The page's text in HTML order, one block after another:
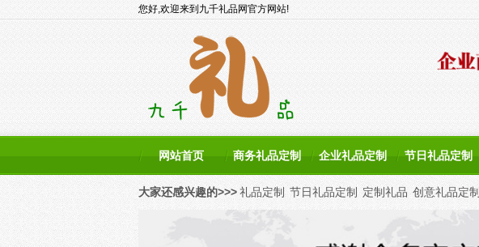
网站首页 商务礼品定制 企业礼品定制 节日礼品定制
您好,欢迎来到九千礼品网官方网站!
大家还感兴趣的>>>礼品定制 节日礼品定制 定制礼品 创意礼品定制